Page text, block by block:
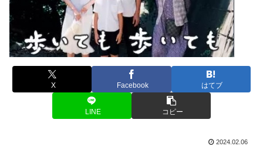
X Facebook はてブ
LINE コピー
2024.02.06